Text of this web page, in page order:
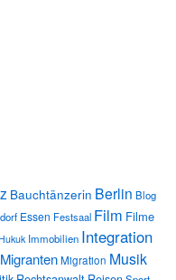
Bauchtänzerin Berlin Blog
Essen Festsaal Film Filme
Immobilien Integration
MigrantenMigration Musik